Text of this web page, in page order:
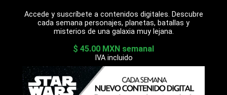
Accede y suscríbete a contenidos digitales. Descubre
cada semana personajes, planetas, batallas y
misterios de una galaxia muy lejana.
$ 45.00 MXN semanal
IVA incluido